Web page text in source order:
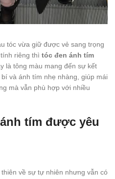
tóc vừa giữ được vẻ sang trọng
riêng thì tóc đen ánh tím
là tông màu mang đến sự kết
và ánh tím nhẹ nhàng, giúp mái
mà vẫn phù hợp với nhiều
tím được yêu
về sự tự nhiên nhưng vẫn có